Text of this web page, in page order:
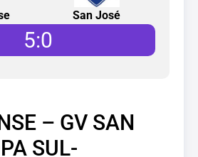
San José
5:0
– GV SAN
SUL-